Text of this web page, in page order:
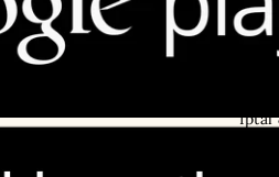
Kurumsal
Hakkımızda
• Akbatı AVM
İptal